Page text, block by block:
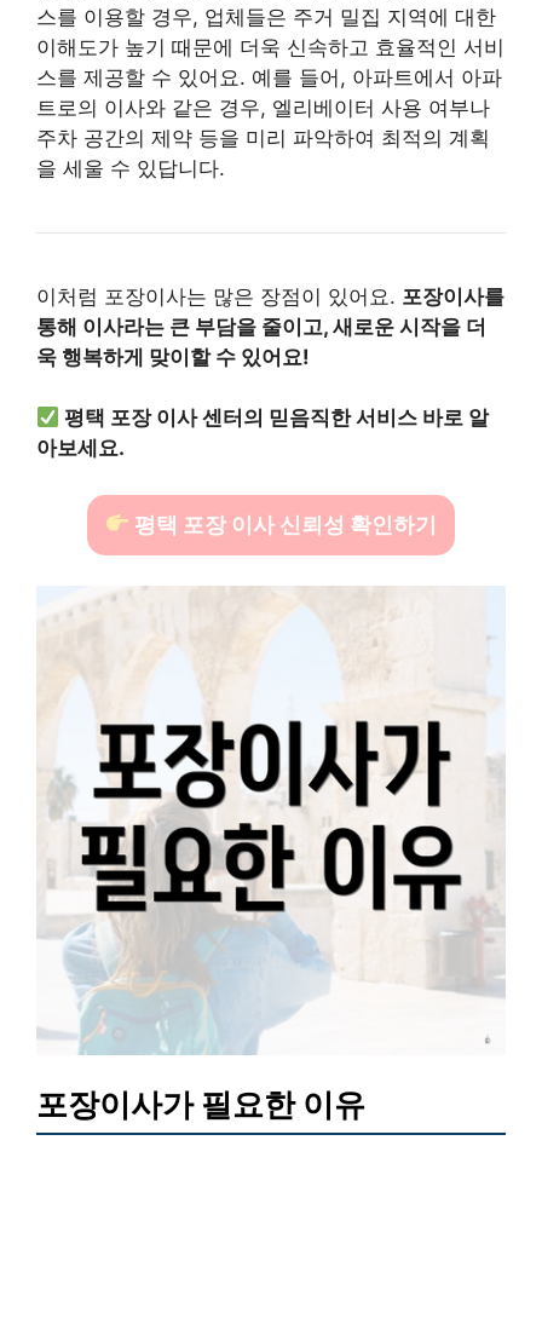
스를 이용할 경우, 업체들은 주거 밀집 지역에 대한
이해도가 높기 때문에 더욱 신속하고 효율적인 서비
스를 제공할 수 있어요. 예를 들어, 아파트에서 아파
트로의 이사와 같은 경우, 엘리베이터 사용 여부나
주차 공간의 제약 등을 미리 파악하여 최적의 계획
을 세울 수 있답니다.
이처럼 포장이사는 많은 장점이 있어요. 포장이사를
통해 이사라는 큰 부담을 줄이고, 새로운 시작을 더
욱 행복하게 맞이할 수 있어요!
평택 포장 이사 센터의 믿음직한 서비스 바로 알
아보세요.
평택 포장 이사 신뢰성 확인하기
포장이사가 필요한 이유